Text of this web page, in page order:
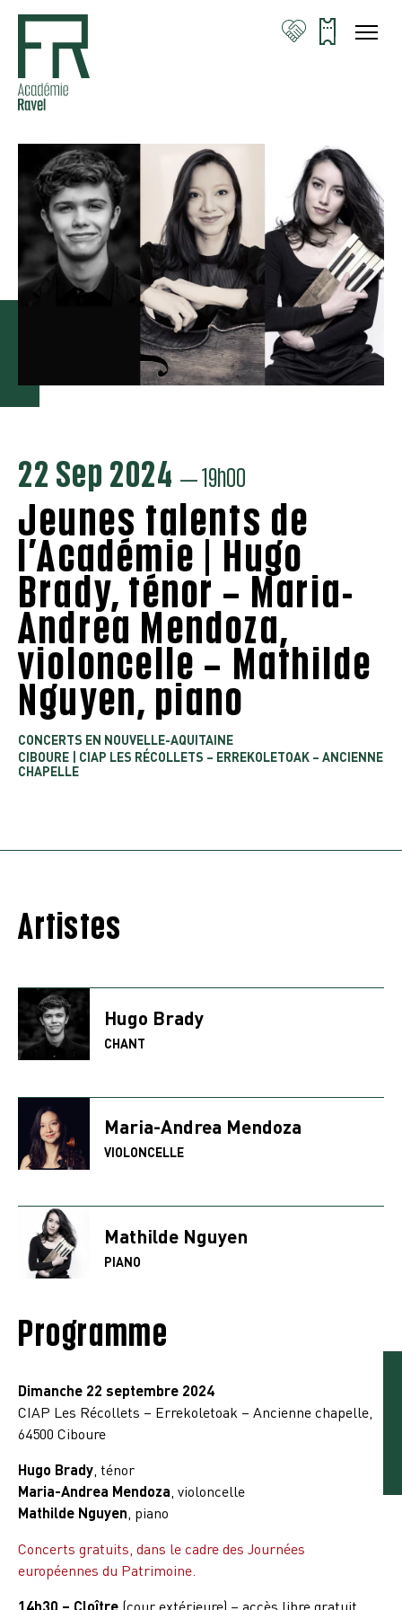
22 Sep 2024 — 19h00
Jeunes talents de
l’Académie | Hugo
Brady, ténor – Maria-
Andrea Mendoza,
violoncelle – Mathilde
Nguyen, piano
CONCERTS EN NOUVELLE-AQUITAINE
CIBOURE | CIAP LES RÉCOLLETS – ERREKOLETOAK – ANCIENNE
CHAPELLE
Artistes
Hugo Brady
CHANT
Maria-Andrea Mendoza
VIOLONCELLE
Mathilde Nguyen
PIANO
Programme
Dimanche 22 septembre 2024
CIAP Les Récollets – Errekoletoak – Ancienne chapelle,
64500 Ciboure
Hugo Brady , ténor
Maria-Andrea Mendoza , violoncelle
Mathilde Nguyen , piano
Concerts gratuits, dans le cadre des Journées
européennes du Patrimoine.
14h30 – Cloître (cour extérieure) – accès libre gratuit